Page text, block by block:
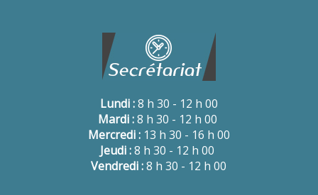
Lundi :8 h 30 - 12 h 00
Mardi :8 h 30 - 12 h 00
Mercredi :13 h 30 - 16 h 00
Jeudi :8 h 30 - 12 h 00
Vendredi :8 h 30 - 12 h 00